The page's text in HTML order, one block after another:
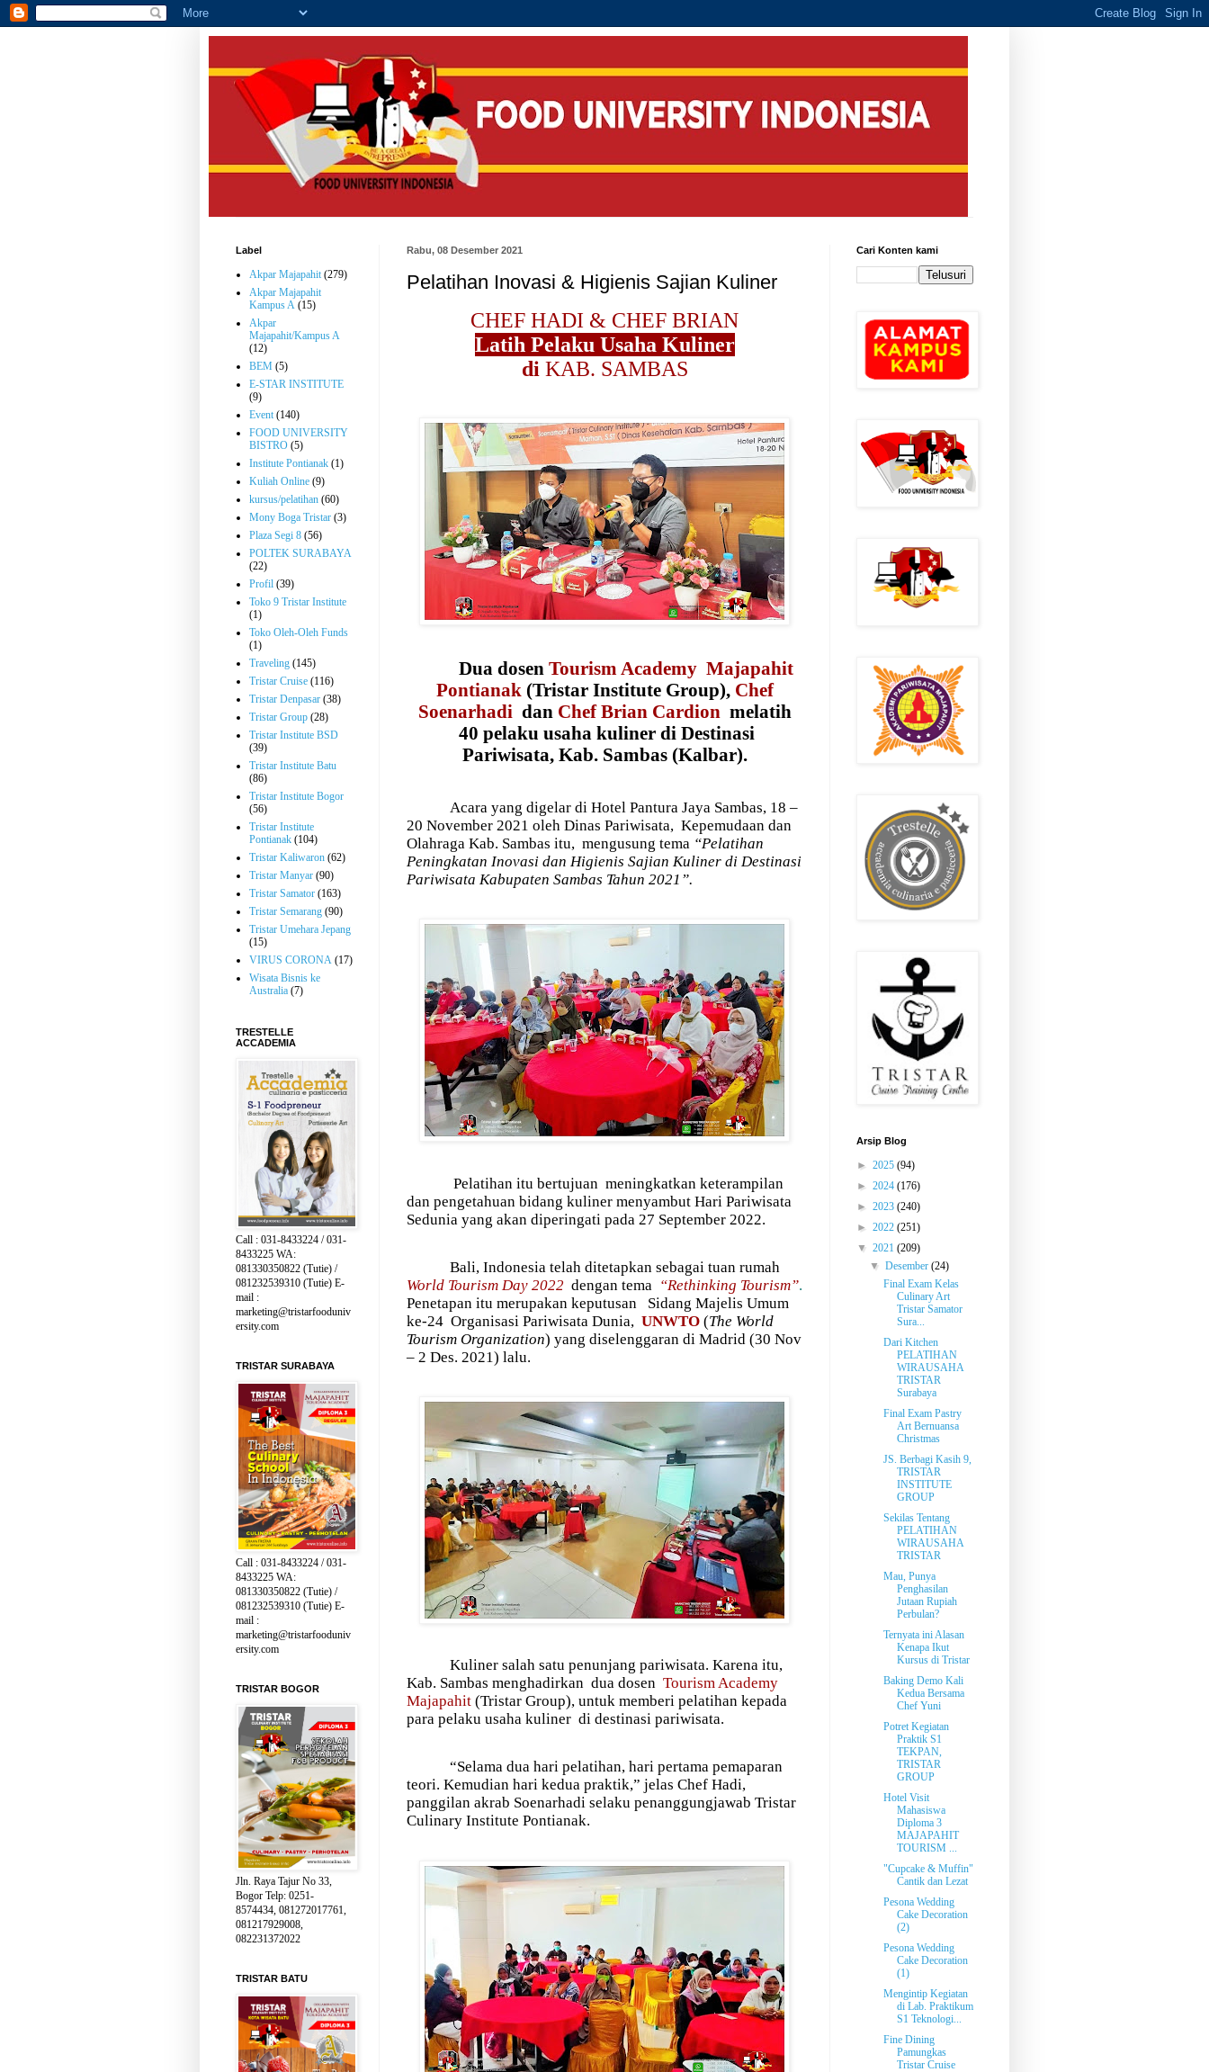
Rabu, 08 Desember 2021
Pelatihan Inovasi & Higienis Sajian Kuliner
CHEF HADI & CHEF BRIAN
Latih Pelaku Usaha Kuliner
di KAB. SAMBAS
Dua dosen Tourism Academy Majapahit
Pontianak(Tristar Institute Group), Chef
Soenarhadi dan Chef Brian Cardion melatih
40 pelaku usaha kuliner di Destinasi
Pariwisata, Kab. Sambas (Kalbar).
Acara yang digelar di Hotel Pantura Jaya Sambas, 18 –
20 November 2021 oleh Dinas Pariwisata, Kepemudaan dan
Olahraga Kab. Sambas itu, mengusung tema “Pelatihan
Peningkatan Inovasi dan Higienis Sajian Kuliner di Destinasi
Pariwisata Kabupaten Sambas Tahun 2021”.
Pelatihan itu bertujuan meningkatkan keterampilan
dan pengetahuan bidang kuliner menyambut Hari Pariwisata
Sedunia yang akan diperingati pada 27 September 2022.
Bali, Indonesia telah ditetapkan sebagai tuan rumah
World Tourism Day 2022 dengan tema “Rethinking Tourism”.
Penetapan itu merupakan keputusan
Sidang Majelis Umum
ke-24 Organisasi Pariwisata Dunia, UNWTO (The World
Tourism Organization) yang diselenggaran di Madrid (30 Nov
– 2 Des. 2021) lalu.
Kuliner salah satu penunjang pariwisata. Karena itu,
Kab. Sambas menghadirkan dua dosen Tourism Academy
Majapahit (Tristar Group), untuk memberi pelatihan kepada
para pelaku usaha kuliner di destinasi pariwisata.
“Selama dua hari pelatihan, hari pertama pemaparan
teori. Kemudian hari kedua praktik,” jelas Chef Hadi,
panggilan akrab Soenarhadi selaku penanggungjawab Tristar
Culinary Institute Pontianak.
Label
Akpar Majapahit (279)
Akpar Majapahit
Kampus A (15)
Akpar
Majapahit/Kampus A
(12)
BEM (5)
E-STAR INSTITUTE
(9)
Event (140)
FOOD UNIVERSITY
BISTRO (5)
Institute Pontianak (1)
Kuliah Online (9)
kursus/pelatihan (60)
Mony Boga Tristar (3)
Plaza Segi 8 (56)
POLTEK SURABAYA
(22)
Profil (39)
Toko 9 Tristar Institute
(1)
Toko Oleh-Oleh Funds
(1)
Traveling (145)
Tristar Cruise (116)
Tristar Denpasar (38)
Tristar Group (28)
Tristar Institute BSD
(39)
Tristar Institute Batu
(86)
Tristar Institute Bogor
(56)
Tristar Institute
Pontianak (104)
Tristar Kaliwaron (62)
Tristar Manyar (90)
Tristar Samator (163)
Tristar Semarang (90)
Tristar Umehara Jepang
(15)
VIRUS CORONA (17)
Wisata Bisnis ke
Australia (7)
TRESTELLE
ACCADEMIA
Call : 031-8433224 / 031-
8433225 WA:
081330350822 (Tutie) /
081232539310 (Tutie) E-
mail :
marketing@tristarfooduniv
ersity.com
TRISTAR SURABAYA
Call : 031-8433224 / 031-
8433225 WA:
081330350822 (Tutie) /
081232539310 (Tutie) E-
mail :
marketing@tristarfooduniv
ersity.com
TRISTAR BOGOR
Jln. Raya Tajur No 33,
Bogor Telp: 0251-
8574434, 081272017761,
081217929008,
082231372022
TRISTAR BATU
Cari Konten kami
Arsip Blog
► 2025 (94)
► 2024 (176)
► 2023 (240)
► 2022 (251)
▼ 2021 (209)
▼Desember(24)
Final Exam Kelas
Culinary Art
Tristar Samator
Sura...
Dari Kitchen
PELATIHAN
WIRAUSAHA
TRISTAR
Surabaya
Final Exam Pastry
Art Bernuansa
Christmas
JS. Berbagi Kasih 9,
TRISTAR
INSTITUTE
GROUP
Sekilas Tentang
PELATIHAN
WIRAUSAHA
TRISTAR
Mau, Punya
Penghasilan
Jutaan Rupiah
Perbulan?
Ternyata ini Alasan
Kenapa Ikut
Kursus di Tristar
Baking Demo Kali
Kedua Bersama
Chef Yuni
Potret Kegiatan
Praktik S1
TEKPAN,
TRISTAR
GROUP
Hotel Visit
Mahasiswa
Diploma 3
MAJAPAHIT
TOURISM ...
"Cupcake & Muffin"
Cantik dan Lezat
Pesona Wedding
Cake Decoration
(2)
Pesona Wedding
Cake Decoration
(1)
Mengintip Kegiatan
di Lab. Praktikum
S1 Teknologi...
Fine Dining
Pamungkas
Tristar Cruise